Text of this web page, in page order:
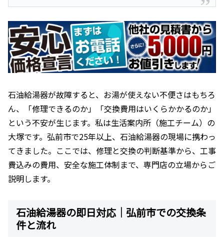
石油給湯器が故障すると、お湯が使えない不便さはもちろ
ん、「修理できるのか」「交換費用はいくらかかるのか」
という不安が生じます。私は生活案内所（施工チーム）の
大塚です。弘前市で25年以上、石油給湯器の現場に携わっ
てきました。ここでは、修理と交換の判断基準から、工事
費込みの費用、安全な施工体制まで、専門店の立場からご
説明します。
石油給湯器の即日対応｜弘前市での交換条
件と流れ